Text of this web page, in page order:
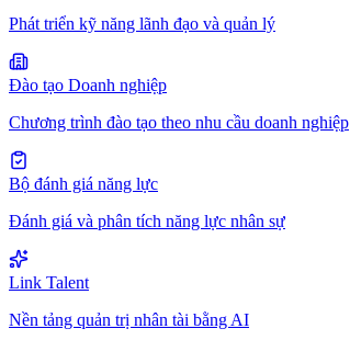
Phát triển kỹ năng lãnh đạo và quản lý
Đào tạo Doanh nghiệp
Chương trình đào tạo theo nhu cầu doanh nghiệp
Bộ đánh giá năng lực
Đánh giá và phân tích năng lực nhân sự
Link Talent
Nền tảng quản trị nhân tài bằng AI